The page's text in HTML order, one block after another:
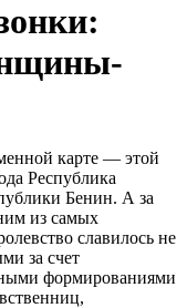
карте — этой
Республика
Бенин. А за
из самых
славилось не
за счет
формированиями